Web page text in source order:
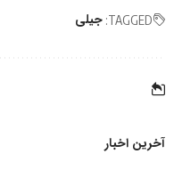
TAGGED: جیلی
آخرین اخبار